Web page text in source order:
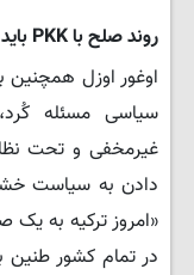
روند صلح با PKK باید شفاف و با اطلاع عموم باشد
اوغور اوزل همچنین
سیاسی مسئله
غیرمخفی و تحت
دادن به سیاست
«امروز ترکیه به یک
در تمام کشور طنین